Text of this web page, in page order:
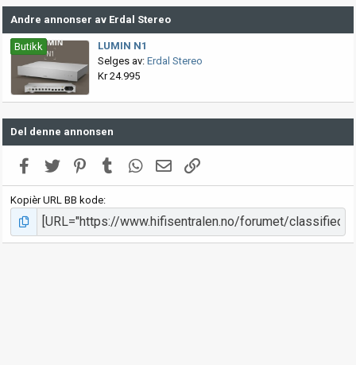
Andre annonser av Erdal Stereo
Butikk
LUMIN N1
Selges av: Erdal Stereo
Kr 24.995
Del denne annonsen
Facebook
Twitter PinterestTumblr WhatsApp
E-postLink
Kopièr URL BB kode